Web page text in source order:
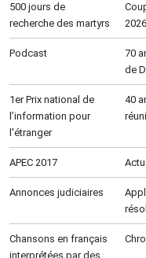
500 jours de
recherche des martyrs
2026
Podcast
70
de
1er Prix national de
l’information pour
l'étranger
40
APEC 2017
Annonces judiciaires
Chansons en français
interprétées par des